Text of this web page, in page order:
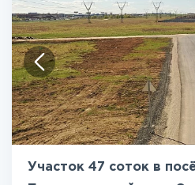
Участок 47 соток в